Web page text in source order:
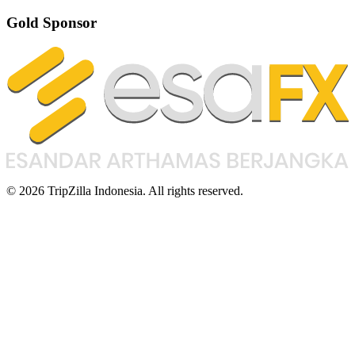
Gold Sponsor
© 2026 TripZilla Indonesia. All rights reserved.